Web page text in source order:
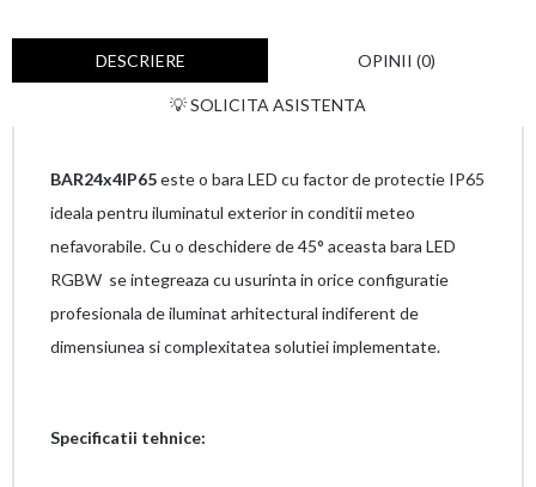
DESCRIERE OPINII (0)
💡 SOLICITA ASISTENTA
BAR24x4IP65este o bara LED cu factor de protectie IP65
ideala pentru iluminatul exterior in conditii meteo
nefavorabile. Cu o deschidere de 45° aceasta bara LED
RGBW se integreaza cu usurinta in orice configuratie
profesionala de iluminat arhitectural indiferent de
dimensiunea si complexitatea solutiei implementate.
Specificatii tehnice: